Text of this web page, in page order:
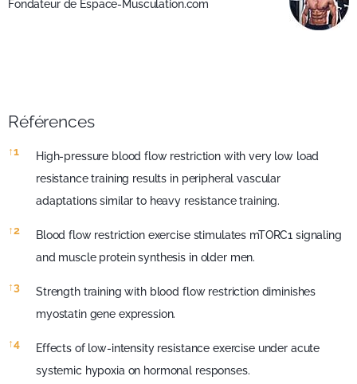
Fondateur de Espace-Musculation.com
Références
Références
↑1
High-pressure blood flow restriction with very low load
resistance training results in peripheral vascular
adaptations similar to heavy resistance training.
↑2
Blood flow restriction exercise stimulates mTORC1 signaling
and muscle protein synthesis in older men.
↑3
Strength training with blood flow restriction diminishes
myostatin gene expression.
↑4
Effects of low-intensity resistance exercise under acute
systemic hypoxia on hormonal responses.